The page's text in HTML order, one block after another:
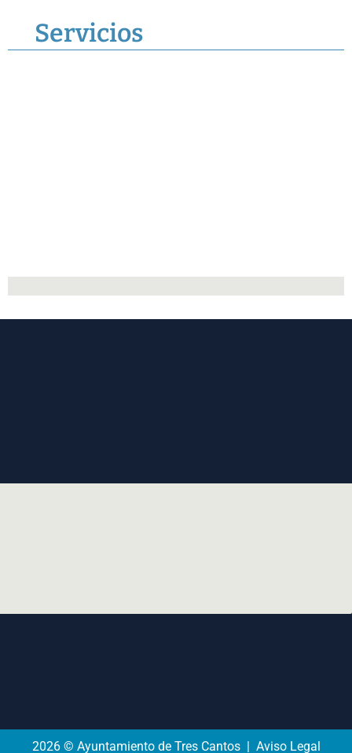
Servicios
2026 © Ayuntamiento de Tres Cantos | Aviso Legal